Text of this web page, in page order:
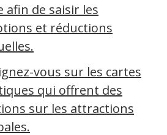
afin de saisir les
et réductions
vous sur les cartes
qui offrent des
sur les attractions